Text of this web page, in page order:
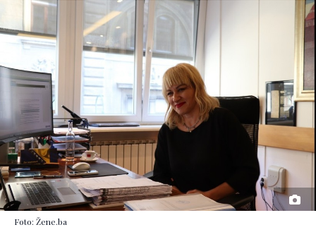
Foto: Žene.ba